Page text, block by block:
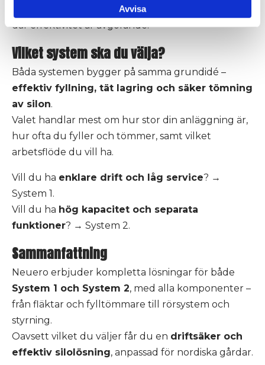
Avvisa
flexibilitet – perfekt för större anläggningar eller
där effektivitet är avgörande.
Vilket system ska du välja?
Båda systemen bygger på samma grundidé –
effektiv fyllning, tät lagring och säker tömning
av silon.
Valet handlar mest om hur stor din anläggning är,
hur ofta du fyller och tömmer, samt vilket
arbetsflöde du vill ha.
Vill du ha enklare drift och låg service? →
System 1.
Vill du ha hög kapacitet och separata
funktioner? → System 2.
Sammanfattning
Neuero erbjuder kompletta lösningar för både
System 1 och System 2, med alla komponenter –
från fläktar och fylltömmare till rörsystem och
styrning.
Oavsett vilket du väljer får du en driftsäker och
effektiv silolösning, anpassad för nordiska gårdar.